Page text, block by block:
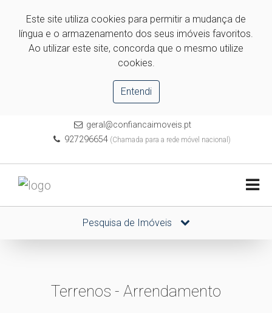
Este site utiliza cookies para permitir a mudança de
língua e o armazenamento dos seus imóveis favoritos.
Ao utilizar este site, concorda que o mesmo utilize
cookies.
Entendi
geral@confiancaimoveis.pt
927296654 (Chamada para a rede móvel nacional)
Pesquisa de Imóveis
Terrenos - Arrendamento